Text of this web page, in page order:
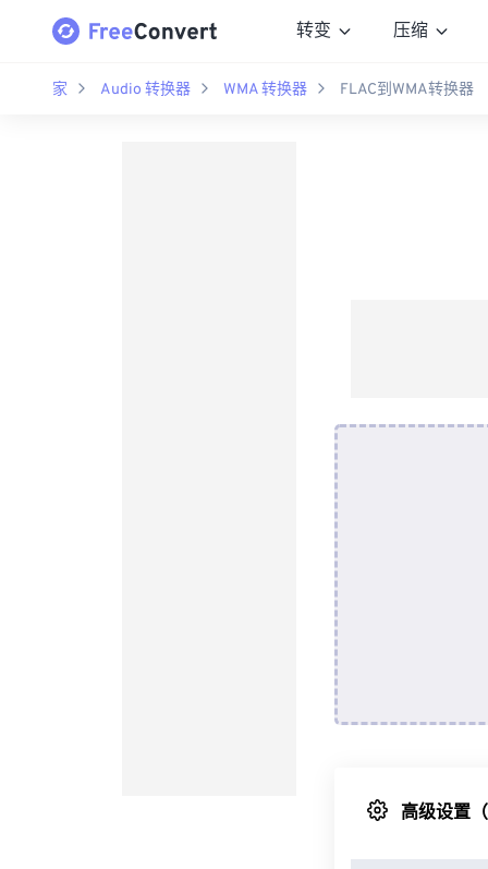
转变 压缩
家 Audio 转换器 WMA 转换器 FLAC到WMA转换器
高级设置